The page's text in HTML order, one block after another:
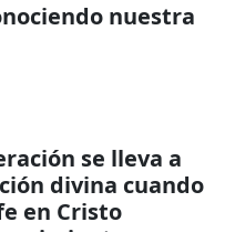
nuestra
se lleva a
divina cuando
en Cristo